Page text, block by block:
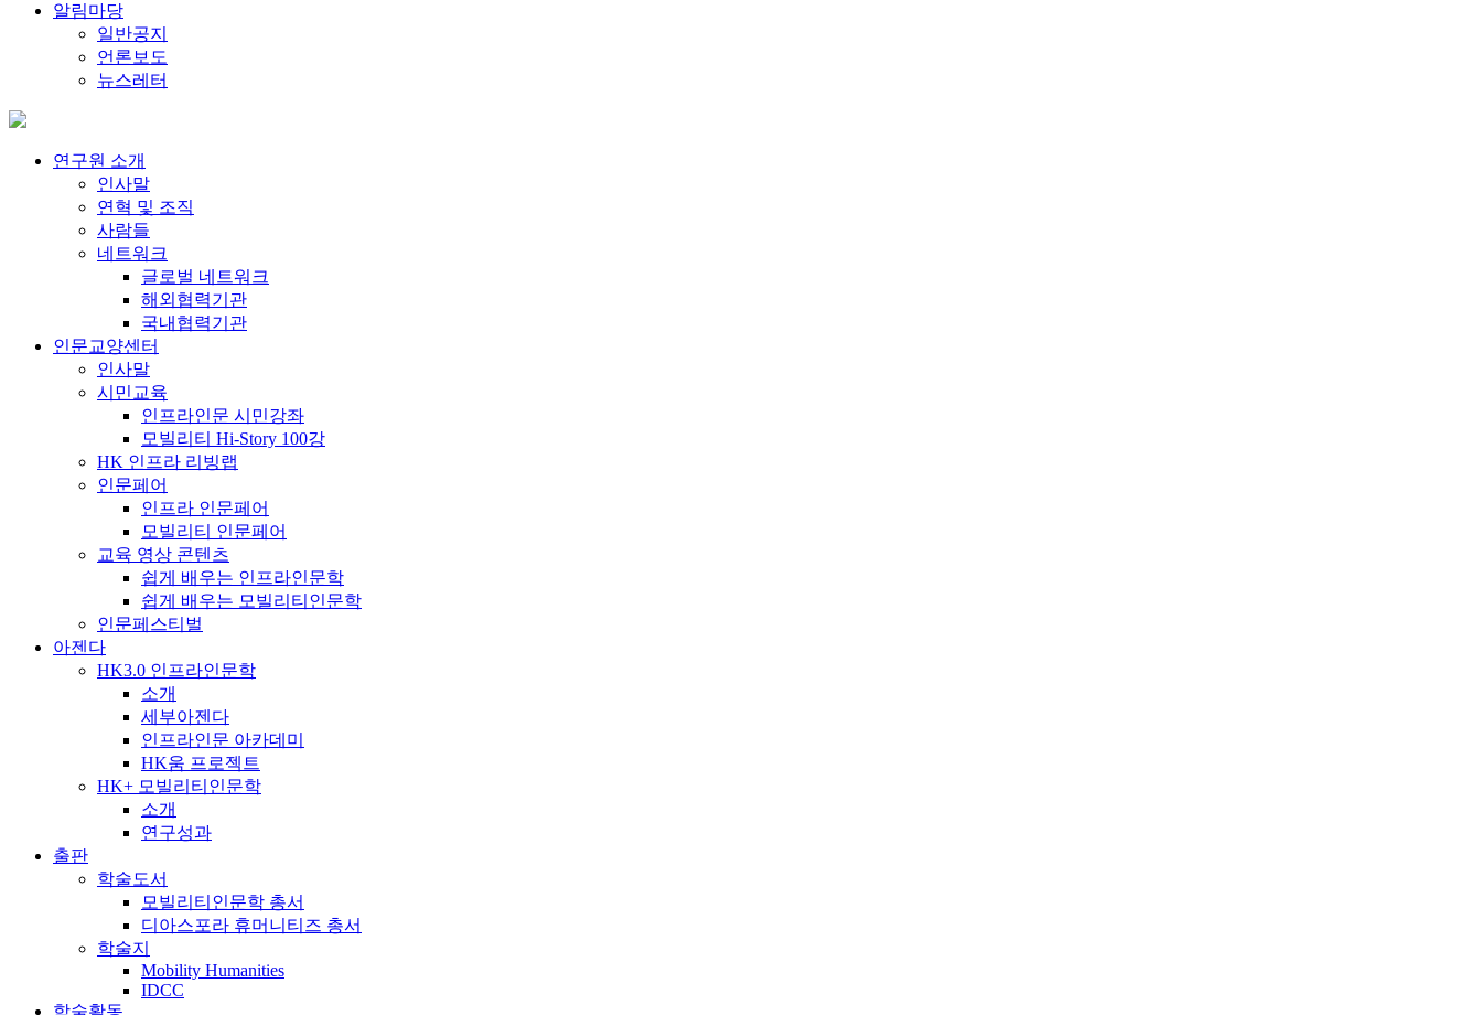
알림마당
일반공지
언론보도
뉴스레터
연구원 소개
인사말
연혁 및 조직
사람들
네트워크
글로벌 네트워크
해외협력기관
국내협력기관
인문교양센터
인사말
시민교육
인프라인문 시민강좌
모빌리티 Hi-Story 100강
HK 인프라 리빙랩
인문페어
인프라 인문페어
모빌리티 인문페어
교육 영상 콘텐츠
쉽게 배우는 인프라인문학
쉽게 배우는 모빌리티인문학
인문페스티벌
아젠다
HK3.0 인프라인문학
소개
세부아젠다
인프라인문 아카데미
HK움 프로젝트
HK+ 모빌리티인문학
소개
연구성과
출판
학술도서
모빌리티인문학 총서
디아스포라 휴머니티즈 총서
학술지
Mobility Humanities
IDCC
학술활동